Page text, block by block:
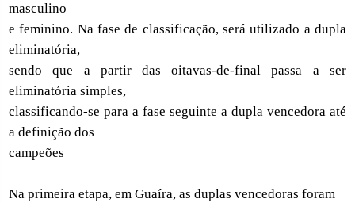
masculino
e feminino. Na fase de classificação, será utilizado a dupla
eliminatória,
sendo que a partir das oitavas-de-final passa a ser
eliminatória simples,
classificando-se para a fase seguinte a dupla vencedora até
a definição dos
campeões
Na primeira etapa, em Guaíra, as duplas vencedoras foram